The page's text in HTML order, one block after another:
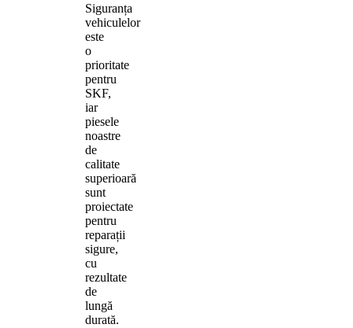
Siguranța
vehiculelor
este
o
prioritate
pentru
SKF,
iar
piesele
noastre
de
calitate
superioară
sunt
proiectate
pentru
reparații
sigure,
cu
rezultate
de
lungă
durată.